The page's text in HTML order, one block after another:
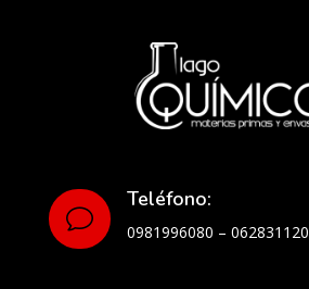
v
Teléfono:
0981996080 – 062831120